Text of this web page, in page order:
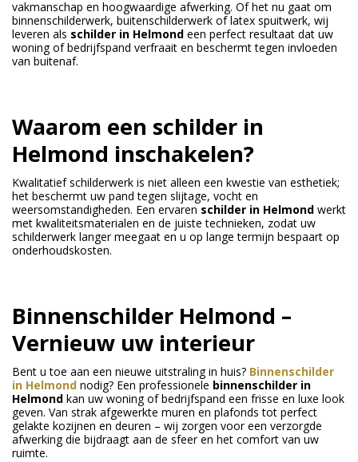
vakmanschap en hoogwaardige afwerking. Of het nu gaat om
binnenschilderwerk, buitenschilderwerk of latex spuitwerk, wij
leveren als schilder in Helmond een perfect resultaat dat uw
woning of bedrijfspand verfraait en beschermt tegen invloeden
van buitenaf.
Waarom een schilder in
Helmond inschakelen?
Kwalitatief schilderwerk is niet alleen een kwestie van esthetiek;
het beschermt uw pand tegen slijtage, vocht en
weersomstandigheden. Een ervaren schilder in Helmond werkt
met kwaliteitsmaterialen en de juiste technieken, zodat uw
schilderwerk langer meegaat en u op lange termijn bespaart op
onderhoudskosten.
Binnenschilder Helmond –
Vernieuw uw interieur
Bent u toe aan een nieuwe uitstraling in huis? Binnenschilder
in Helmond nodig? Een professionele binnenschilder in
Helmond kan uw woning of bedrijfspand een frisse en luxe look
geven. Van strak afgewerkte muren en plafonds tot perfect
gelakte kozijnen en deuren – wij zorgen voor een verzorgde
afwerking die bijdraagt aan de sfeer en het comfort van uw
ruimte.